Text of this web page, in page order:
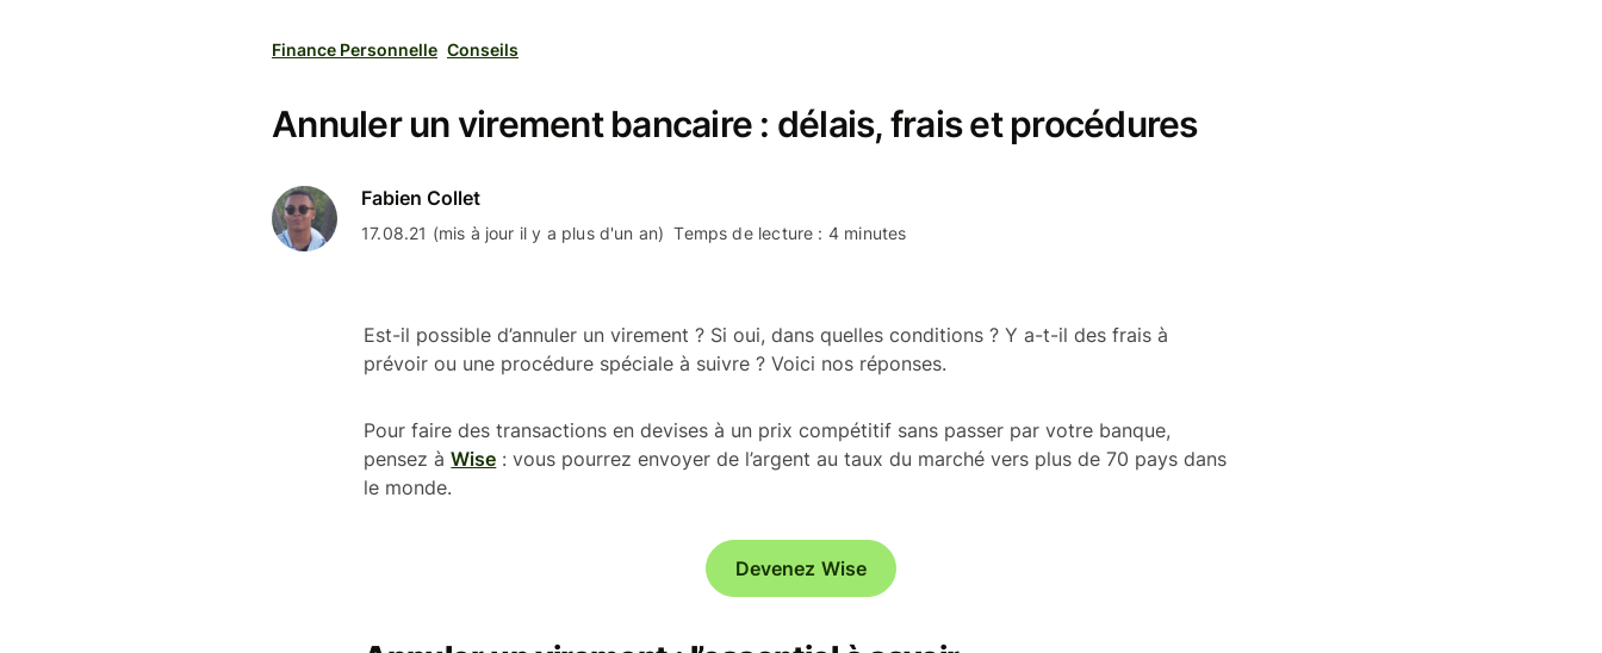
Finance Personnelle Conseils
Annuler un virement bancaire : délais, frais et procédures
Fabien Collet
17.08.21 (mis à jour il y a plus d'un an) Temps de lecture : 4 minutes
Est-il possible d’annuler un virement ? Si oui, dans quelles conditions ? Y a-t-il des frais à
prévoir ou une procédure spéciale à suivre ? Voici nos réponses.
Pour faire des transactions en devises à un prix compétitif sans passer par votre banque,
pensez àWise : vous pourrez envoyer de l’argent au taux du marché vers plus de 70 pays dans
le monde.
Devenez Wise